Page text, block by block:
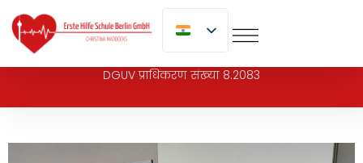
जाएं
DGUV प्राधिकरण संख्या 8.2083